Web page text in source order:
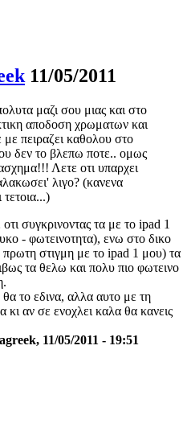
11/05/2011
μαζι σου μιας και στο
αποδοση χρωματων και
πειραζει καθολου στο
δεν το βλεπω ποτε.. ομως
Λετε οτι υπαρχει
λιγο? (κανενα
τετοια...)
συγκρινοντας τα με το ipad 1
- φωτεινοτητα), ενω στο δικο
στιγμη με το ipad 1 μου) τα
τα θελω και πολυ πιο φωτεινο
το εδινα, αλλα αυτο με τη
κι αν σε ενοχλει καλα θα κανεις
11/05/2011 - 19:51